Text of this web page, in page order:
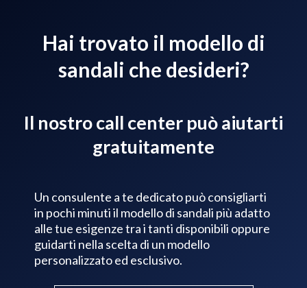
Hai trovato il modello di
sandali che desideri?
Il nostro call center può aiutarti
gratuitamente
Un consulente a te dedicato può consigliarti
in pochi minuti il modello di sandali più adatto
alle tue esigenze tra i tanti disponibili oppure
guidarti nella scelta di un modello
personalizzato ed esclusivo.